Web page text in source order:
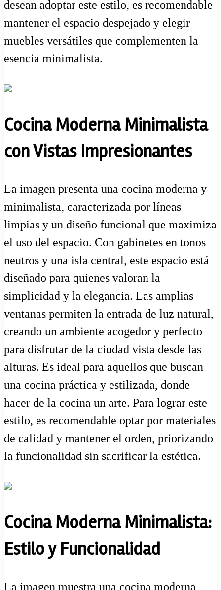
desean adoptar este estilo, es recomendable
mantener el espacio despejado y elegir
muebles versátiles que complementen la
esencia minimalista.
Cocina Moderna Minimalista
con Vistas Impresionantes
La imagen presenta una cocina moderna y
minimalista, caracterizada por líneas
limpias y un diseño funcional que maximiza
el uso del espacio. Con gabinetes en tonos
neutros y una isla central, este espacio está
diseñado para quienes valoran la
simplicidad y la elegancia. Las amplias
ventanas permiten la entrada de luz natural,
creando un ambiente acogedor y perfecto
para disfrutar de la ciudad vista desde las
alturas. Es ideal para aquellos que buscan
una cocina práctica y estilizada, donde
hacer de la cocina un arte. Para lograr este
estilo, es recomendable optar por materiales
de calidad y mantener el orden, priorizando
la funcionalidad sin sacrificar la estética.
Cocina Moderna Minimalista:
Estilo y Funcionalidad
La imagen muestra una cocina moderna